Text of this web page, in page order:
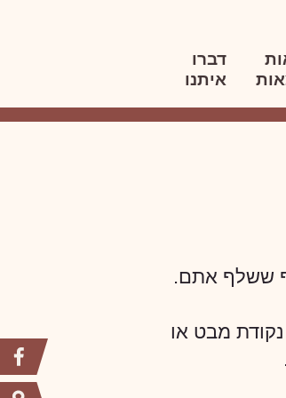
דברו
איתנו
ששלף אתם.
מבט או